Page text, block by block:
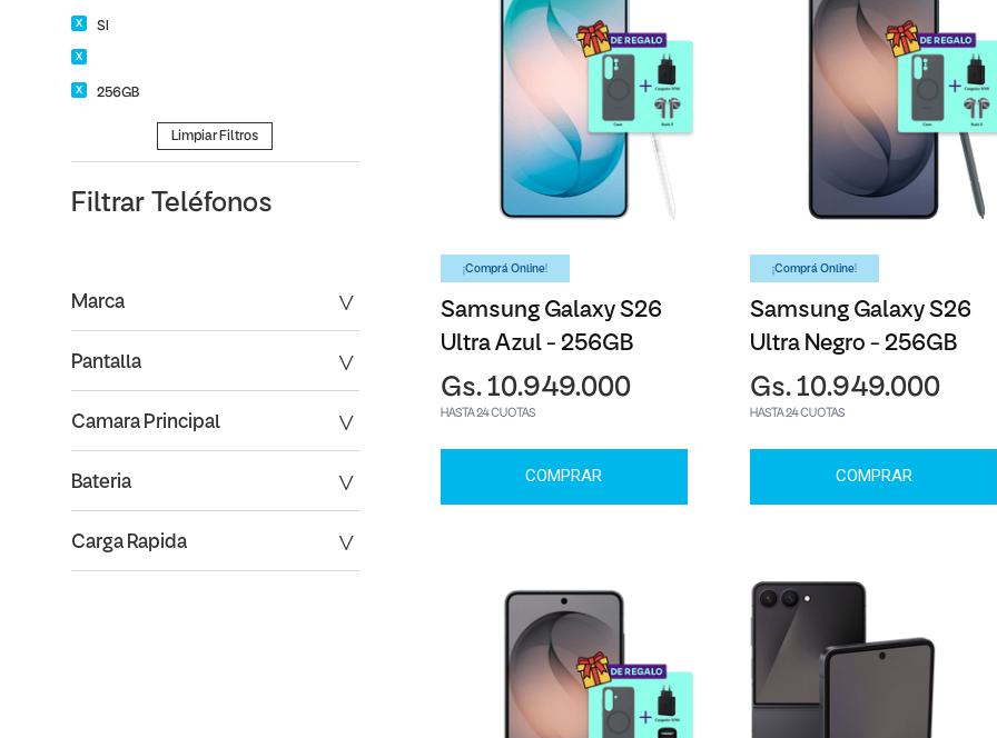
SI
256GB
Limpiar Filtros
Filtrar Teléfonos
Marca
Pantalla
Carga Rapida
Camara Principal
Bateria
¡Comprá Online!
Samsung Galaxy S26
Ultra Azul - 256GB
Gs. 10.949.000
HASTA 24 CUOTAS
COMPRAR
¡Comprá Online!
Samsung Galaxy S26
Ultra Negro - 256GB
Gs. 10.949.000
HASTA 24 CUOTAS
COMPRAR